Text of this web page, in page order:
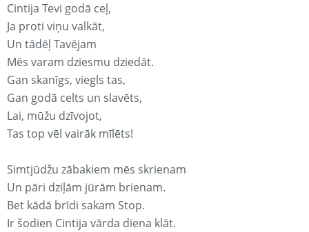
Cintija Tevi godā ceļ,
Ja proti viņu valkāt,
Un tādēļ Tavējam
Mēs varam dziesmu dziedāt.
Gan skanīgs, viegls tas,
Gan godā celts un slavēts,
Lai, mūžu dzīvojot,
Tas top vēl vairāk mīlēts!
Simtjūdžu zābakiem mēs skrienam
Un pāri dziļām jūrām brienam.
Bet kādā brīdi sakam Stop.
Ir šodien Cintija vārda diena klāt.